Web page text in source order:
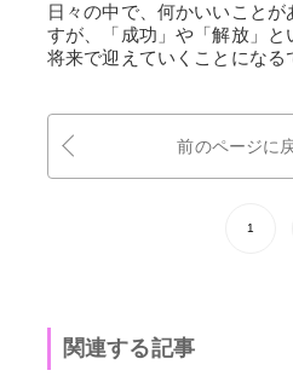
日々の中で、何かいいこと
すが、「成功」や「解放」
将来で迎えていくことになる
前のページに
1
関連する記事